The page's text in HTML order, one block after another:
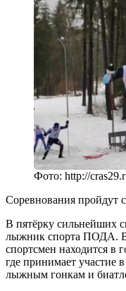
Фото: http://
Соревнования пройдут
В пятёрку сильнейших
лыжник спорта ПОДА. В
спортсмен находится в
где принимает участие
лыжным гонкам и